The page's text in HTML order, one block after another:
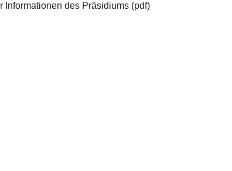
Informationen des Präsidiums (pdf)